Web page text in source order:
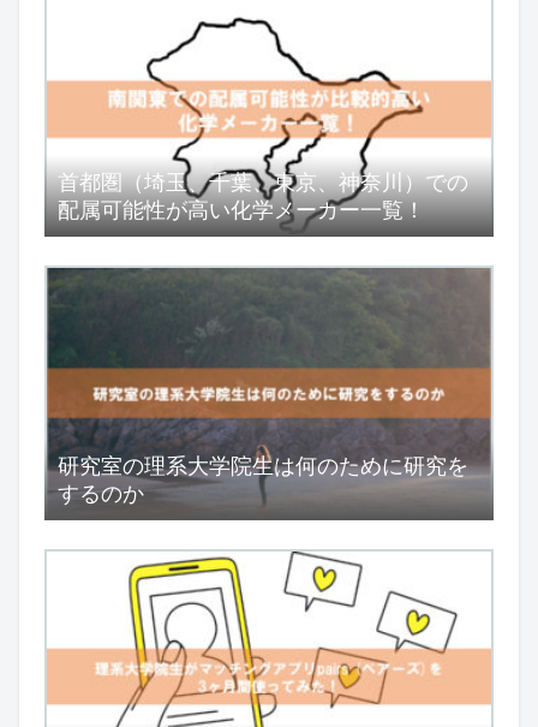
首都圏（埼玉、千葉、東京、神奈川）での
配属可能性が高い化学メーカー一覧！
研究室の理系大学院生は何のために研究を
するのか